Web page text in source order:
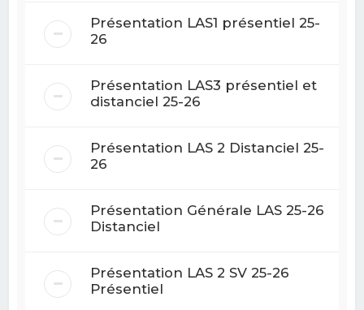
Présentation LAS1 présentiel 25-
26
Présentation LAS3 présentiel et
distanciel 25-26
Présentation LAS 2 Distanciel 25-
26
Présentation Générale LAS 25-26
Distanciel
Présentation LAS 2 SV 25-26
Présentiel